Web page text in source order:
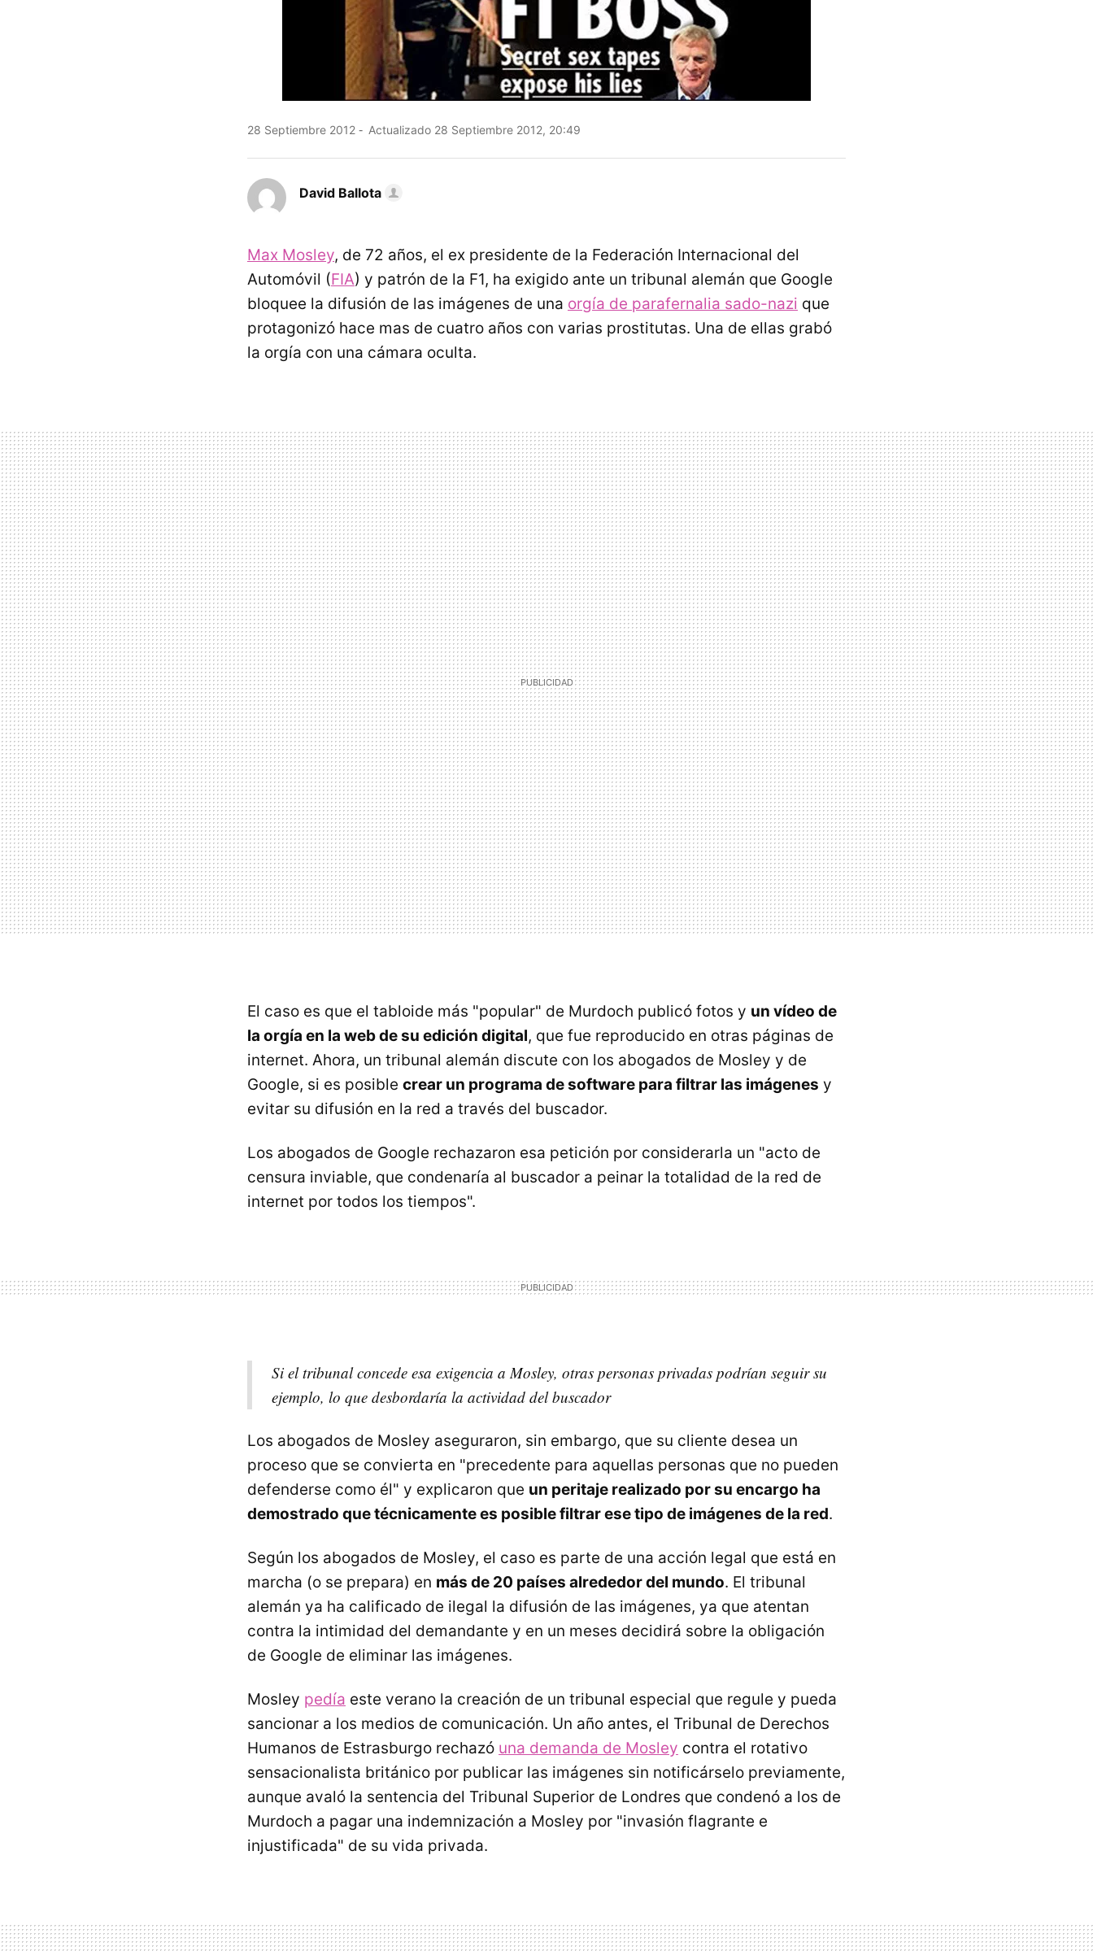
28 Septiembre 2012 Actualizado 28 Septiembre 2012, 20:49
David Ballota
Max Mosley, de 72 años, el ex presidente de la Federación Internacional del
Automóvil (FIA) y patrón de la F1, ha exigido ante un tribunal alemán que Google
bloquee la difusión de las imágenes de una orgía de parafernalia sado-nazi que
protagonizó hace mas de cuatro años con varias prostitutas. Una de ellas grabó
la orgía con una cámara oculta.
El caso es que el tabloide más "popular" de Murdoch publicó fotos y un vídeo de
la orgía en la web de su edición digital, que fue reproducido en otras páginas de
internet. Ahora, un tribunal alemán discute con los abogados de Mosley y de
Google, si es posible crear un programa de software para filtrar las imágenes y
evitar su difusión en la red a través del buscador.
Los abogados de Google rechazaron esa petición por considerarla un "acto de
censura inviable, que condenaría al buscador a peinar la totalidad de la red de
internet por todos los tiempos".
Si el tribunal concede esa exigencia a Mosley, otras personas privadas podrían seguir su
ejemplo, lo que desbordaría la actividad del buscador
Los abogados de Mosley aseguraron, sin embargo, que su cliente desea un
proceso que se convierta en "precedente para aquellas personas que no pueden
defenderse como él" y explicaron que un peritaje realizado por su encargo ha
demostrado que técnicamente es posible filtrar ese tipo de imágenes de la red.
Según los abogados de Mosley, el caso es parte de una acción legal que está en
marcha (o se prepara) en más de 20 países alrededor del mundo. El tribunal
alemán ya ha calificado de ilegal la difusión de las imágenes, ya que atentan
contra la intimidad del demandante y en un meses decidirá sobre la obligación
de Google de eliminar las imágenes.
Mosley pedía este verano la creación de un tribunal especial que regule y pueda
sancionar a los medios de comunicación. Un año antes, el Tribunal de Derechos
Humanos de Estrasburgo rechazó una demanda de Mosley contra el rotativo
sensacionalista británico por publicar las imágenes sin notificárselo previamente,
aunque avaló la sentencia del Tribunal Superior de Londres que condenó a los de
Murdoch a pagar una indemnización a Mosley por "invasión flagrante e
injustificada" de su vida privada.